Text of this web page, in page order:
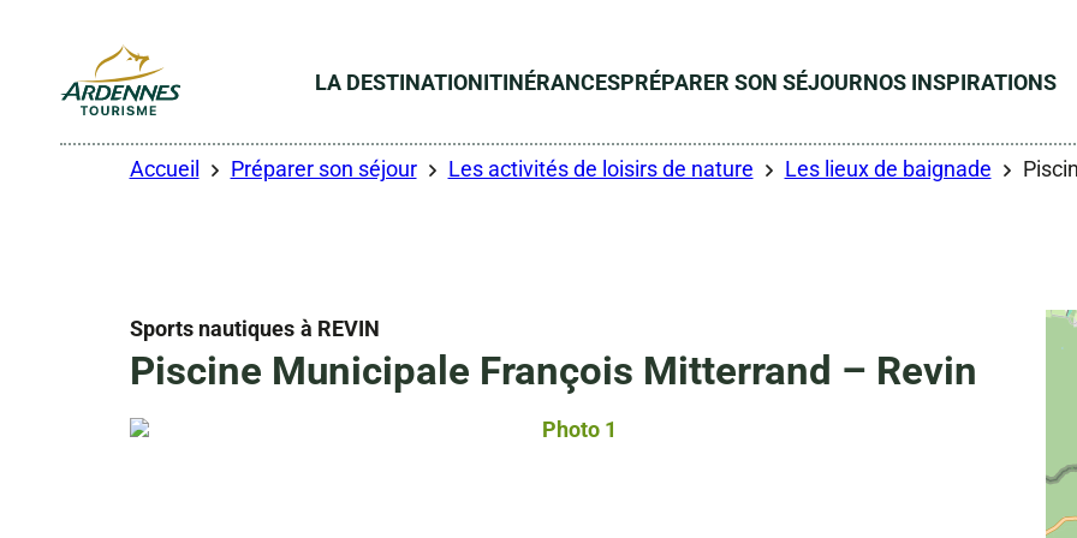
LA DESTINATIONITINÉRANCESPRÉPARER SON SÉJOURNOS INSPIRATIONS
Accueil Préparer son séjour Les activités de loisirs de nature Les lieux de baignade
Sports nautiques à REVIN
Piscine Municipale François Mitterrand – Revin
Photo 1, © Droits gérés